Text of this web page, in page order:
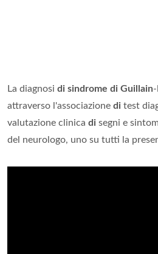
La diagnosi di sindrome di Guillain-
attraverso l'associazione di test
valutazione clinica di segni e
del neurologo, uno su tutti la